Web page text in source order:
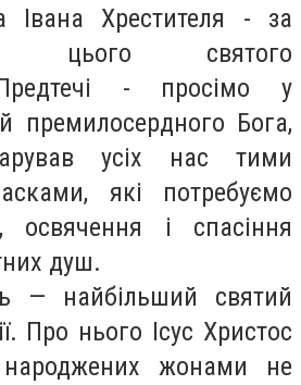
Івана Хрестителя - за
цього святого
- просімо у
премилосердного Бога,
усіх нас тими
які потребуємо
і спасіння
душ.
— найбільший святий
Про нього Ісус Христос
народжених жонами не